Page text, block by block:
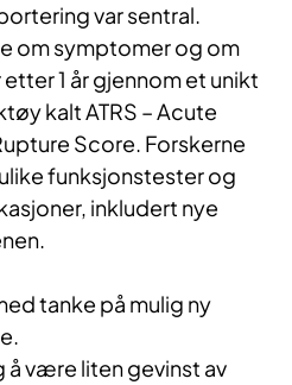
var sentral.
om symptomer og om
1 år gjennom et unikt
kalt ATRS – Acute
Score. Forskerne
funksjonstester og
inkludert nye
tanke på mulig ny
å være liten gevinst av